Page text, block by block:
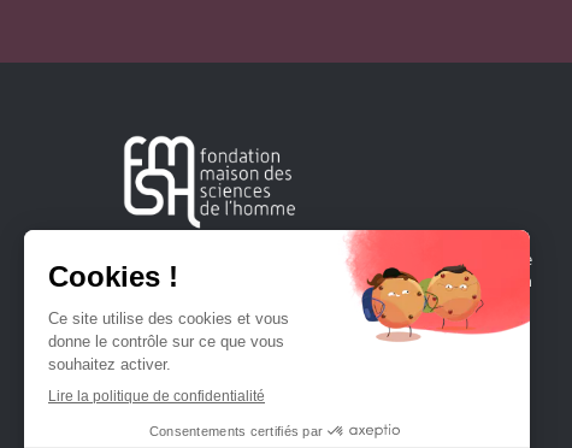
Créée en 1963, la Fondation Maison Sciences de l'Homme
soutient la recherche et la diffusion des connaissances en